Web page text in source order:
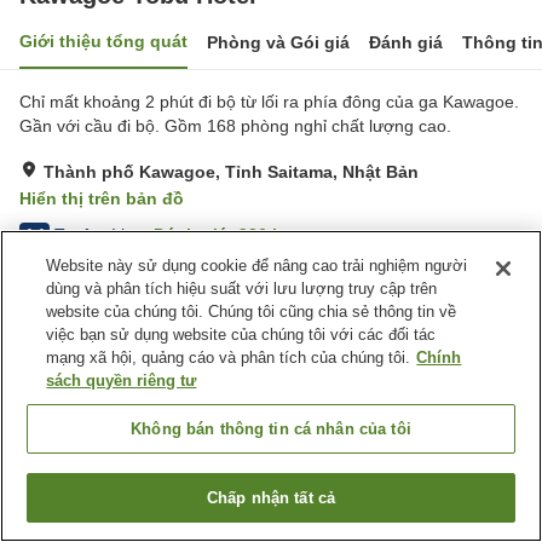
Giới thiệu tổng quát Phòng và Gói giá Đánh giá Thông
Chỉ mất khoảng 2 phút đi bộ từ lối ra phía đông của ga Kawagoe.
Gần với cầu đi bộ. Gồm 168 phòng nghỉ chất lượng cao.
Thành phố Kawagoe, Tỉnh Saitama, Nhật Bản
Hiển thị trên bản đồ
4.4 Tuyệt vời Đánh giá:926lượt
Tiện nghi chỗ nghỉ
Nhà hàng
Máy bán hàng tự động
Giặt ủi có phí
Giao Hàng Tận Nhà
Nhật Bản Tỉnh Saitama
Thành phố Kawagoe
Kawagoe Tobu Hotel
Tìm phòng trống
Website này sử dụng cookie để nâng cao trải nghiệm người
dùng và phân tích hiệu suất với lưu lượng truy cập trên
website của chúng tôi. Chúng tôi cũng chia sẻ thông tin về
việc bạn sử dụng website của chúng tôi với các đối tác
mạng xã hội, quảng cáo và phân tích của chúng tôi. Chính
sách quyền riêng tư
Không bán thông tin cá nhân của tôi
Chấp nhận tất cả